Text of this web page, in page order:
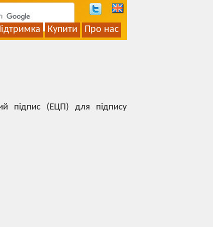
Купити Про нас
підпис (ЕЦП) для підпису